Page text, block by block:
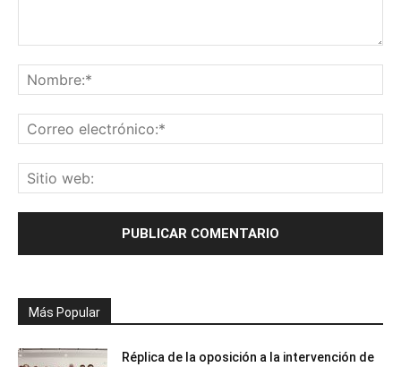
Más Popular
Réplica de la oposición a la intervención de